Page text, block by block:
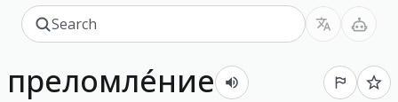
преломле́ние